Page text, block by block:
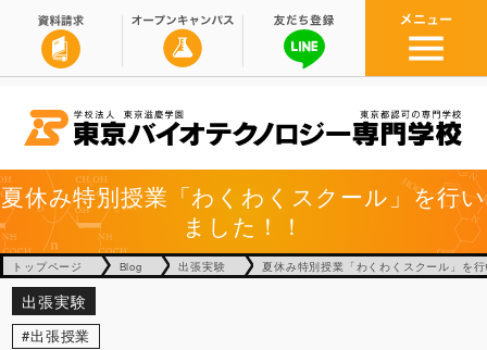
夏休み特別授業「わくわくスクール」を行い
ました！！
トップページ Blog 出張実験 夏休み特別授業「わくわくスクール」を
出張実験
出張授業